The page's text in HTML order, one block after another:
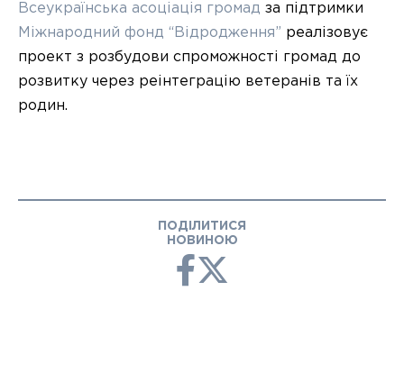
Всеукраїнська асоціація громад за підтримки
Міжнародний фонд “Відродження” реалізовує
проект з розбудови спроможності громад до
розвитку через реінтеграцію ветеранів та їх
родин.
ПОДІЛИТИСЯ
НОВИНОЮ